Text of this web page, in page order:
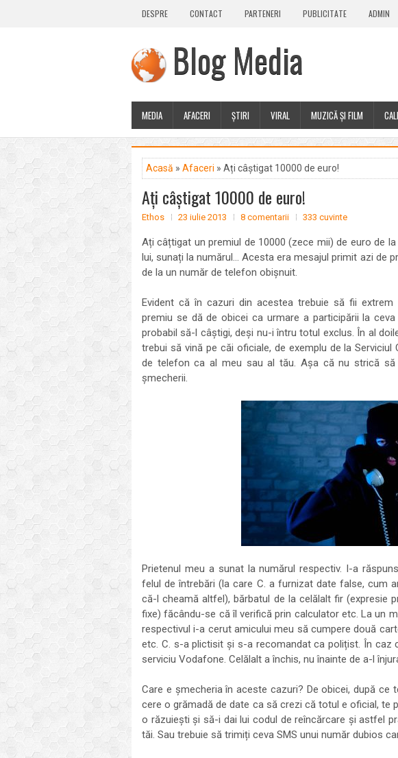
DESPRE CONTACT PARTENERI PUBLICITATE ADMIN
Blog Media
MEDIA AFACERI ȘTIRI VIRAL MUZICĂ ȘI FILM
Acasă » Afaceri » Ați câștigat 10000 de euro!
Ați câștigat 10000 de euro!
Ethos 23 iulie 2013 8 comentarii 333 cuvinte
Ați câțtigat un premiul de 10000 (zece mii) de euro de
lui, sunați la numărul... Acesta era mesajul primit azi de
de la un număr de telefon obișnuit.
Evident că în cazuri din acestea trebuie să fii
premiu se dă de obicei ca urmare a participării la
probabil să-l câștigi, deși nu-i întru totul exclus. În al
trebui să vină pe căi oficiale, de exemplu de la
de telefon ca al meu sau al tău. Așa că nu strică
șmecherii.
Prietenul meu a sunat la numărul respectiv. I-a
felul de întrebări (la care C. a furnizat date false, cum
că-l cheamă altfel), bărbatul de la celălalt fir (expresie
fixe) făcându-se că îl verifică prin calculator etc. La un
respectivul i-a cerut amicului meu să cumpere două
etc. C. s-a plictisit și s-a recomandat ca polițist. În caz
serviciu Vodafone. Celălalt a închis, nu înainte de a-l
Care e șmecheria în aceste cazuri? De obicei, după
cere o grămadă de date ca să crezi că totul e oficial, te
o răzuiești și să-i dai lui codul de reîncărcare și astfel
tăi. Sau trebuie să trimiți ceva SMS unui număr dubios